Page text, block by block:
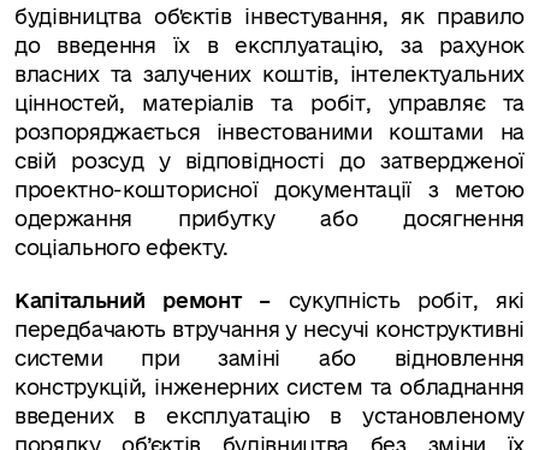
будівництва об'єктів інвестування, як правило
до введення їх в експлуатацію, за рахунок
власних та залучених коштів, інтелектуальних
цінностей, матеріалів та робіт, управляє та
розпоряджається інвестованими коштами на
свій розсуд у відповідності до затвердженої
проектно-кошторисної документації з метою
одержання прибутку або досягнення
соціального ефекту.
Капітальний ремонт – сукупність робіт, які
передбачають втручання у несучі конструктивні
системи при заміні або відновлення
конструкцій, інженерних систем та обладнання
введених в експлуатацію в установленому
порядку об’єктів будівництва без зміни їх